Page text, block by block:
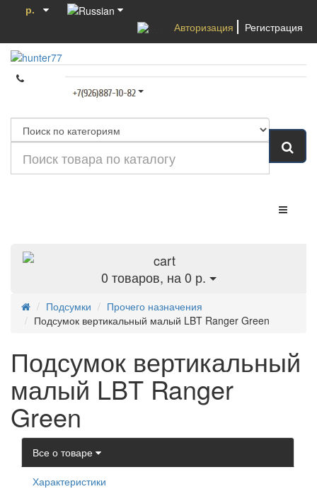
р.
Авторизация
Регистрация
0 товаров, на 0 р.
Подсумки
Прочего назначения
Подсумок вертикальный малый LBT Ranger Green
Подсумок вертикальный
малый LBT Ranger
Green
Все о товаре
Характеристики